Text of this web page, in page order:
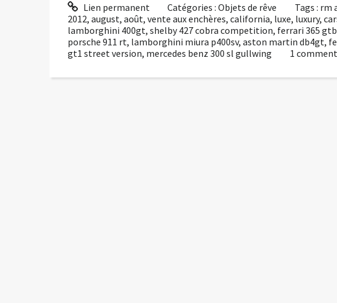
Lien permanent Catégories :Objets de rêve Tags : rm
2012, august, août, vente aux enchères, california, luxe, luxury,
lamborghini 400gt, shelby 427 cobra competition, ferrari 365
porsche 911 rt, lamborghini miura p400sv, aston martin db4gt,
gt1 street version, mercedes benz 300 sl gullwing 1